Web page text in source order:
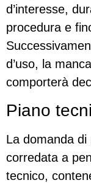
d’interesse,
procedura e
d’uso, la
comporterà
Piano
La domanda
corredata a
tecnico,